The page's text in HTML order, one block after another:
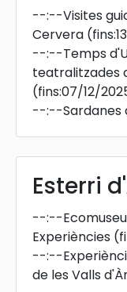
--:--Visites
Cervera
--:--Temps
teatralitzades
(fins:07/12/
--:--Sardanes
Esterri
--:--
Experiències
--:--
de les Valls